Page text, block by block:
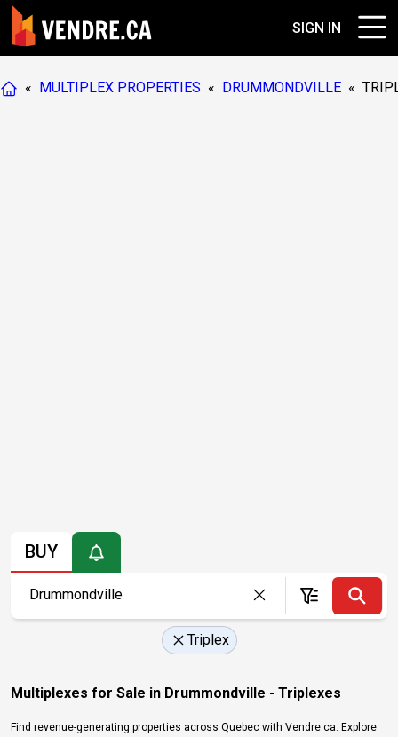
SIGN IN
« MULTIPLEX PROPERTIES « DRUMMONDVILLE «
BUY
Triplex
Multiplexes for Sale in Drummondville - Triplexes
Find revenue-generating properties across Quebec with Vendre.ca. Explore